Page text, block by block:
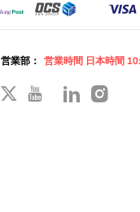
営業部： 営業時間 日本時間